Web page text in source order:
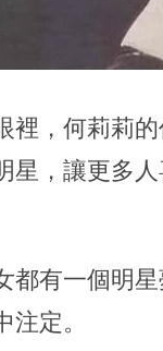
裡，何莉莉
星，讓更多
都有一個明
注定。